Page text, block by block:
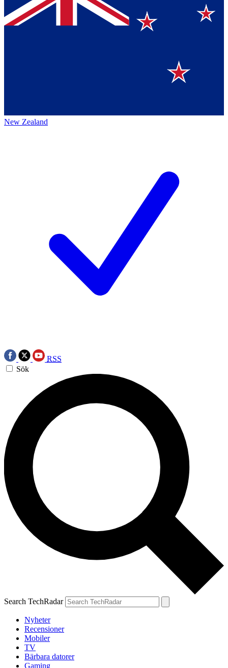
New Zealand
RSS
Sök
Search TechRadar
Nyheter
Recensioner
Mobiler
TV
Bärbara datorer
Gaming